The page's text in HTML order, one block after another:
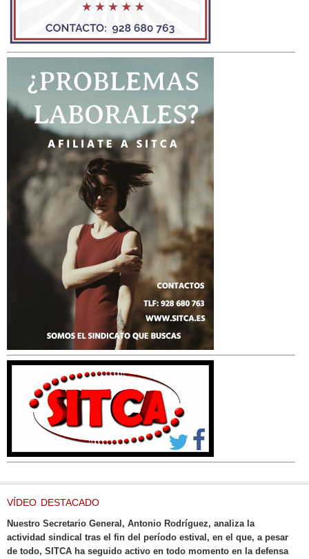
VÍDEO DESTACADO
Nuestro Secretario General, Antonio Rodríguez, analiza la
actividad sindical tras el fin del período estival, en el que, a pesar
de todo, SITCA ha seguido activo en todo momento en la defensa